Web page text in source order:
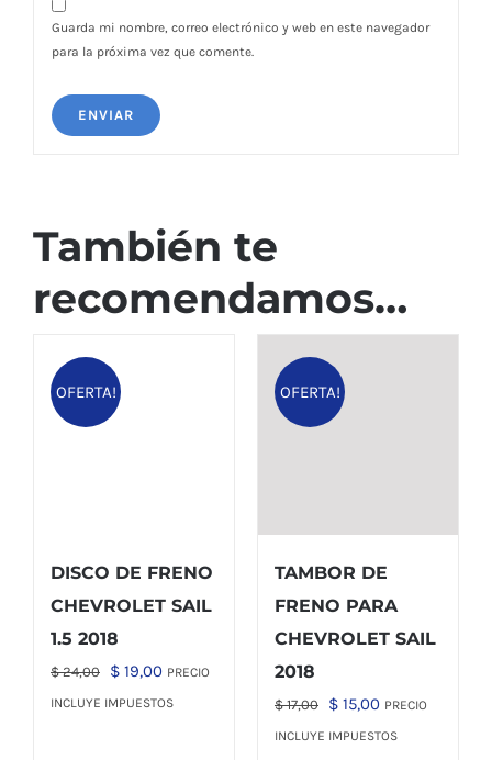
Guarda mi nombre, correo electrónico y web en este navegador
para la próxima vez que comente.
También te
recomendamos…
OFERTA!
DISCO DE FRENO
CHEVROLET SAIL
1.5 2018
$24,00
El
precio
$ 19,00El
precio
PRECIO
INCLUYE IMPUESTOS
OFERTA!
TAMBOR DE
FRENO PARA
CHEVROLET SAIL
2018
$17,00
El
precio
$ 15,00El
precio
PRECIO
INCLUYE IMPUESTOS